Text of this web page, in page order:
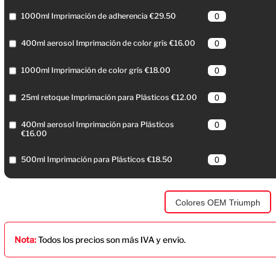
1000ml Imprimación de adherencia €29.50
400ml aerosol Imprimación de color grís €16.00
1000ml Imprimación de color grís €18.00
25ml retoque Imprimación para Plásticos €12.00
400ml aerosol Imprimación para Plásticos
€16.00
500ml Imprimación para Plásticos €18.50
Colores OEM Triumph
Nota:Todos los precios son más IVA y envío.